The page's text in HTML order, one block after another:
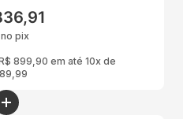
,91
pix
899 90 em até 10x de
89 99